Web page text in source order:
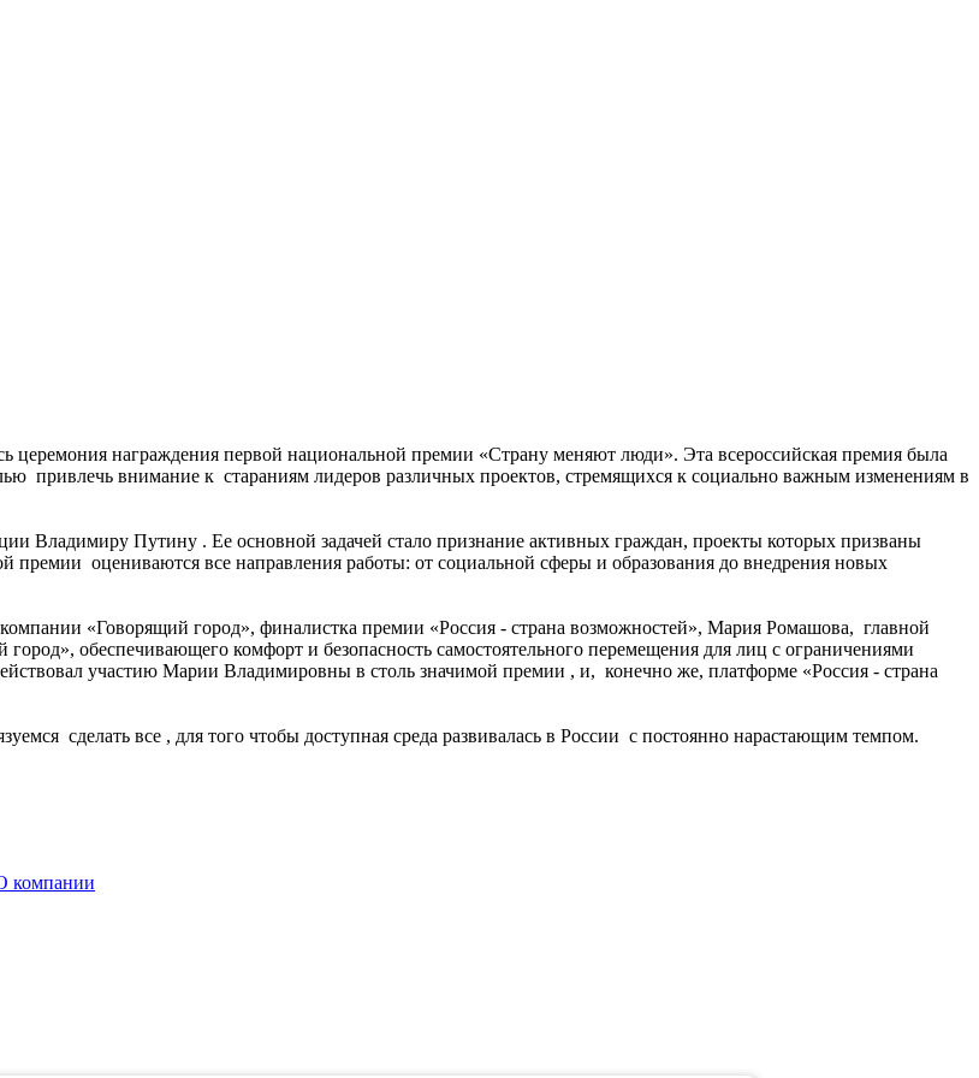
церемония награждения первой национальной премии «Страну меняют люди». Эта всероссийская премия была
привлечь внимание к стараниям лидеров различных проектов, стремящихся к социально важным изменениям в
Владимиру Путину . Ее основной задачей стало признание активных граждан, проекты которых призваны
премии оцениваются все направления работы: от социальной сферы и образования до внедрения новых
«Говорящий город», финалистка премии «Россия - страна возможностей», Мария Ромашова, главной
обеспечивающего комфорт и безопасность самостоятельного перемещения для лиц с ограничениями
участию Марии Владимировны в столь значимой премии , и, конечно же, платформе «Россия - страна
сделать все , для того чтобы доступная среда развивалась в России с постоянно нарастающим темпом.
компании